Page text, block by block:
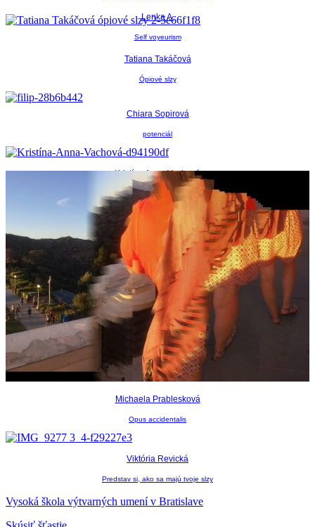
Lenka A.
Self voyeurism
Tatiana Takáčová
Ópiové slzy
Chiara Sopirová
potenciál
Kristína Anna Vachová
AUTOPORTRÉT 2020
Michaela Prablesková
Opus accidentalis
Viktória Revická
Predstav si, ako sa majú tvoje slzy
Vysoká škola výtvarných umení v Bratislave